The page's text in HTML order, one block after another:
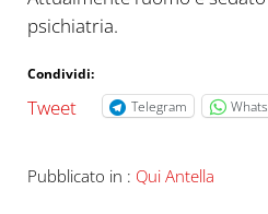
psichiatria.
Condividi:
Tweet Telegram
Pubblicato in : Qui Antella